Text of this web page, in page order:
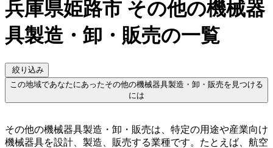
兵庫県姫路市 その他の機械器
具製造・卸・販売の一覧
絞り込み
この地域であなたにあったその他の機械器具製造・卸・販売を見つける
には
その他の機械器具製造・卸・販売は、特定の用途や産業向け
機械器具を設計、製造、販売する業種です。たとえば、航空